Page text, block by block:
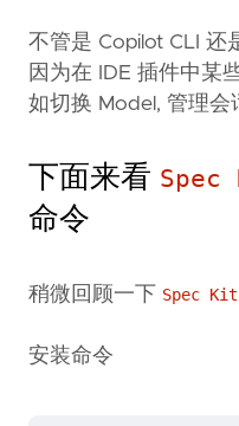
不管是 Copilot CLI 还
因为在 IDE 插件中某
如切换 Model, 管理会
下面来看
命令
稍微回顾一下 Spec Kit
安装命令